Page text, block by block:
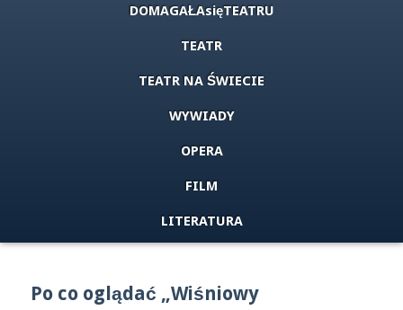
DOMAGAŁAsięTEATRU
TEATR
TEATR NA ŚWIECIE
WYWIADY
OPERA
FILM
LITERATURA
Po co oglądać „Wiśniowy